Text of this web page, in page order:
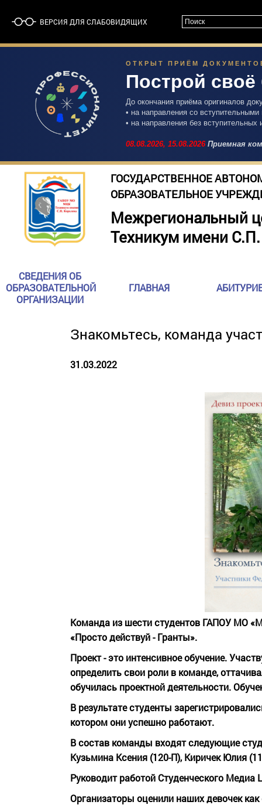
ВЕРСИЯ ДЛЯ СЛАБОВИДЯЩИХ
ОТКРЫТ ПРИЁМ
Построй
До окончания приёма оригиналов
• на направления со
• на направления без
08.08.2026, 15.08.2026Приемная
ГОСУДАРСТВЕННОЕ
ОБРАЗОВАТЕЛЬНОЕ
Межрегиональный
Техникум имени
СВЕДЕНИЯ ОБ
ОБРАЗОВАТЕЛЬНОЙ
ОРГАНИЗАЦИИ
ГЛАВНАЯ
Знакомьтесь, команда
31.03.2022
Команда из шести студентов ГАПОУ МО
«Просто действуй - Гранты».
Проект - это интенсивное обучение.
определить свои роли в команде,
обучилась проектной деятельности.
В результате студенты
котором они успешно работают.
В состав команды входят следующие
Кузьмина Ксения (120-П), Киричек Юлия
Руководит работой Студенческого Медиа
Организаторы оценили наших девочек